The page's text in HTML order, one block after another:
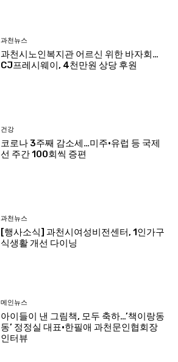
과천뉴스
과천시노인복지관 어르신 위한 바자회…
CJ프레시웨이, 4천만원 상당 후원
건강
코로나 3주째 감소세…미주·유럽 등 국제
선 주간 100회씩 증편
과천뉴스
[행사소식] 과천시여성비전센터, 1인가구
식생활 개선 다이닝
메인뉴스
아이들이 낸 그림책, 모두 축하…’책이랑동
동’ 정정실 대표·한필애 과천문인협회장
인터뷰